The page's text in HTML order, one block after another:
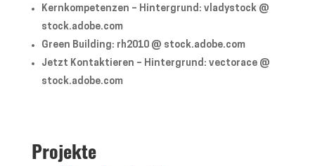
Kernkompetenzen – Hintergrund: vladystock @
stock.adobe.com
Green Building: rh2010 @ stock.adobe.com
Jetzt Kontaktieren – Hintergrund: vectorace @
stock.adobe.com
Projekte